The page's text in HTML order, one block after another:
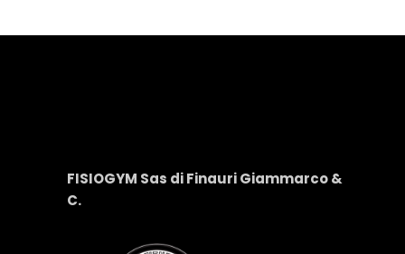
FISIOGYM Sas di Finauri Giammarco &
C.